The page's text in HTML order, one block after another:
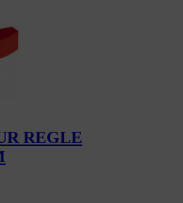
REGLE